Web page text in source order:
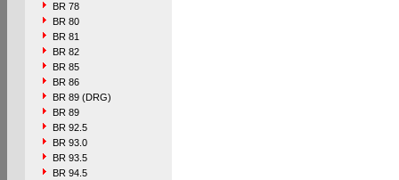
BR 78
BR 80
BR 81
BR 82
BR 85
BR 86
BR 89 (DRG)
BR 89
BR 92.5
BR 93.0
BR 93.5
BR 94.5